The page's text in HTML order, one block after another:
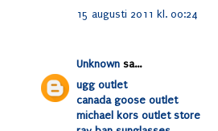
15 augusti 2011 kl. 00:24
Unknown sa...
ugg outlet
canada goose outlet
michael kors outlet store